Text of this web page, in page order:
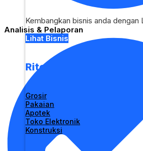
Kembangkan bisnis anda dengan
Lihat Bisnis
Ritel
Grosir
Pakaian
Apotek
Toko Elektronik
Konstruksi
Analisis & Pelaporan